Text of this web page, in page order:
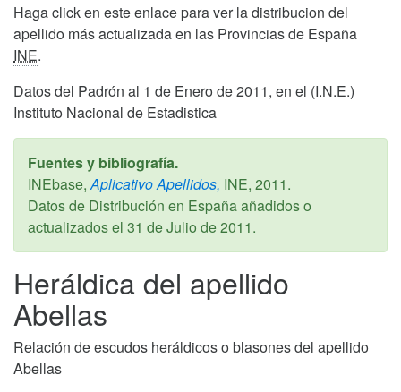
Haga click en este enlace para ver la distribucion del
apellido más actualizada en las Provincias de España
INE.
Datos del Padrón al 1 de Enero de 2011, en el (I.N.E.)
Instituto Nacional de Estadistica
Fuentes y bibliografía.
INEbase, Aplicativo Apellidos, INE, 2011.
Datos de Distribución en España añadidos o
actualizados el 31 de Julio de 2011.
Heráldica del apellido
Abellas
Relación de escudos heráldicos o blasones del apellido
Abellas